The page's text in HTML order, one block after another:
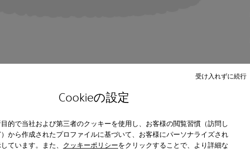
Cookieの設定
的で当社および第三者のクッキーを使用し、お客様の閲覧習慣（訪問し
から作成されたプロファイルに基づいて、お客様にパーソナライズされ
ています。また、 クッキーポリシーをクリックすることで、より詳細な
受け入れずに続行